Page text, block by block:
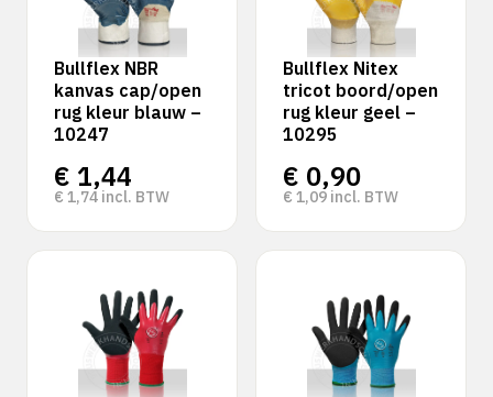
Bullflex NBR
kanvas cap/open
rug kleur blauw –
10247
€ 1,44
€ 1,74 incl. BTW
Bullflex Nitex
tricot boord/open
rug kleur geel –
10295
€ 0,90
€ 1,09 incl. BTW